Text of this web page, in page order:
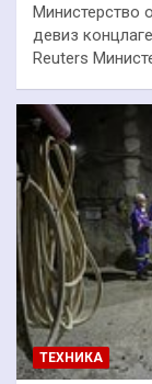
Министерство
девиз
Reuters
ТЕХНИКА